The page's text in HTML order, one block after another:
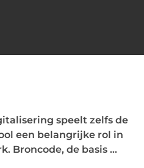
speelt zelfs de
een belangrijke rol in
Broncode, de basis ...